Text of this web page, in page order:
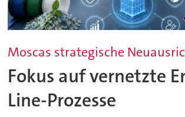
Moscas strategische
Fokus auf vernetzte
Line-Prozesse